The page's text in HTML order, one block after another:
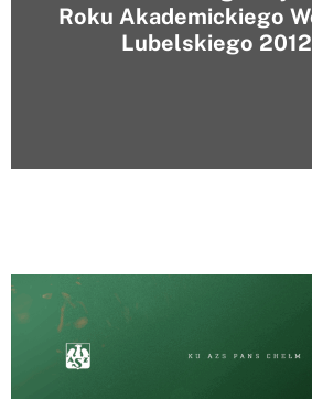
Roku Akademickiego
Lubelskiego